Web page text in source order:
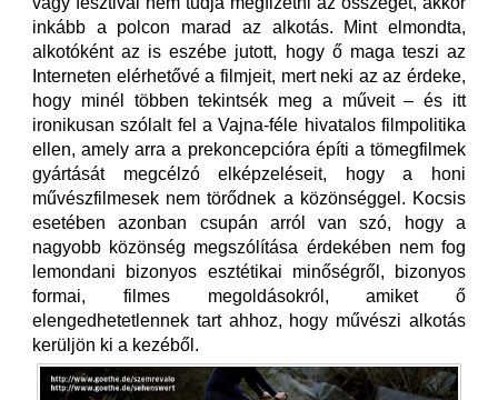
inkább a polcon marad az alkotás. Mint elmondta,
alkotóként az is eszébe jutott, hogy ő maga teszi az
Interneten elérhetővé a filmjeit, mert neki az az érdeke,
hogy minél többen tekintsék meg a műveit – és itt
ironikusan szólalt fel a Vajna-féle hivatalos filmpolitika
ellen, amely arra a prekoncepcióra építi a tömegfilmek
gyártását megcélzó elképzeléseit, hogy a honi
művészfilmesek nem törődnek a közönséggel. Kocsis
esetében azonban csupán arról van szó, hogy a
nagyobb közönség megszólítása érdekében nem fog
lemondani bizonyos esztétikai minőségről, bizonyos
formai, filmes megoldásokról, amiket ő
elengedhetetlennek tart ahhoz, hogy művészi alkotás
kerüljön ki a kezéből.